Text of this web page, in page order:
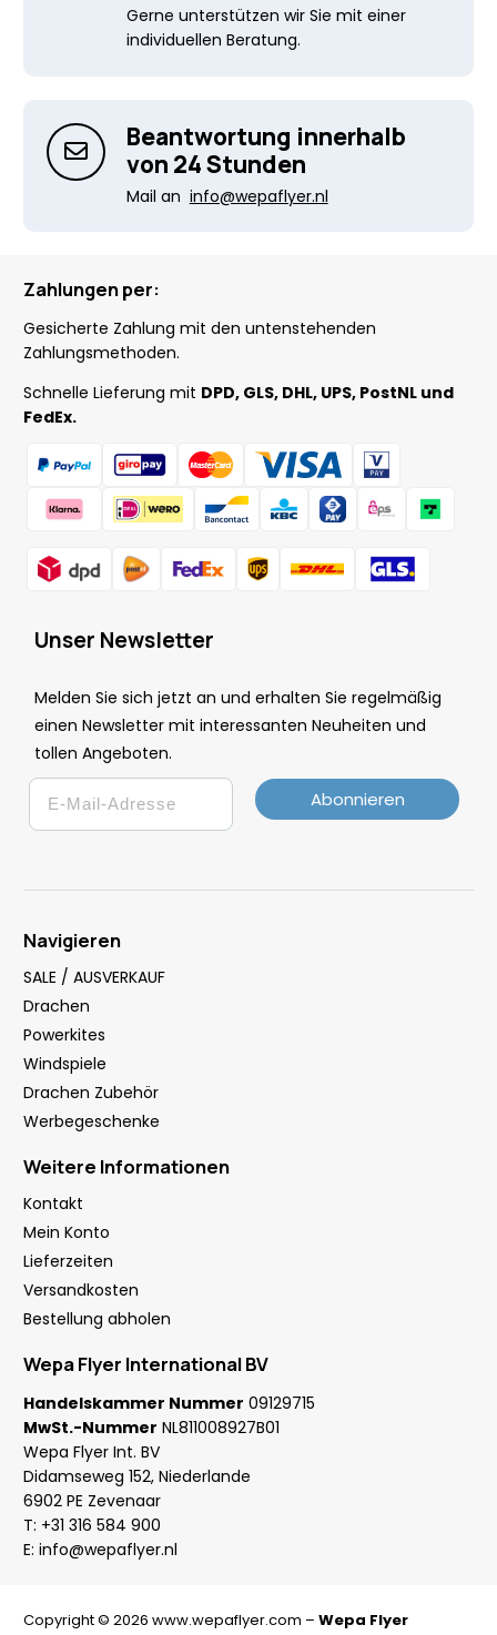
Gerne unterstützen wir Sie mit einer
individuellen Beratung.
Beantwortung innerhalb
von 24 Stunden
Mail an info@wepaflyer.nl
Zahlungen per:
Gesicherte Zahlung mit den untenstehenden
Zahlungsmethoden.
Schnelle Lieferung mit DPD, GLS, DHL, UPS, PostNL und
FedEx.
Unser Newsletter
Melden Sie sich jetzt an und erhalten Sie regelmäßig
einen Newsletter mit interessanten Neuheiten und
tollen Angeboten.
Email
Abonnieren
Navigieren
SALE / AUSVERKAUF
Drachen
Powerkites
Windspiele
Drachen Zubehör
Werbegeschenke
Weitere Informationen
Kontakt
Mein Konto
Lieferzeiten
Versandkosten
Bestellung abholen
Wepa Flyer International BV
Handelskammer Nummer 09129715
MwSt.-Nummer NL811008927B01
Wepa Flyer Int. BV
Didamseweg 152, Niederlande
6902 PE Zevenaar
T: +31 316 584 900
E: info@wepaflyer.nl
Copyright © 2026 www.wepaflyer.com – Wepa Flyer